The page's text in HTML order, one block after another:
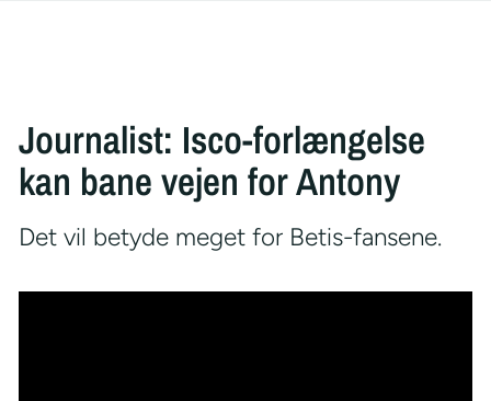
Journalist: Isco-forlængelse
kan bane vejen for Antony
Det vil betyde meget for Betis-fansene.